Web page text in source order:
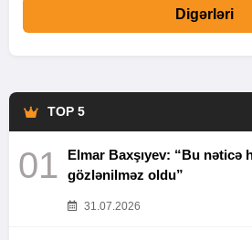
Digərləri
TOP 5
01
Elmar Baxşıyev: “Bu nəticə
gözlənilməz oldu”
31.07.2026